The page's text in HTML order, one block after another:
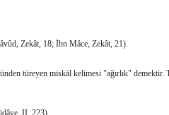
Zekât, 18; İbn Mâce, Zekât, 21).
türeyen miskāl kelimesi "ağırlık" demektir.
II, 223).